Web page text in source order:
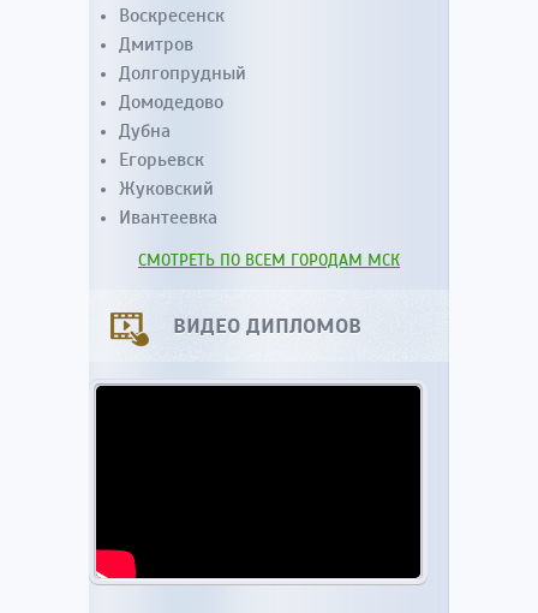
Воскресенск
Дмитров
Долгопрудный
Домодедово
Дубна
Егорьевск
Жуковский
Ивантеевка
СМОТРЕТЬ ПО ВСЕМ ГОРОДАМ МСК
ВИДЕО ДИПЛОМОВ